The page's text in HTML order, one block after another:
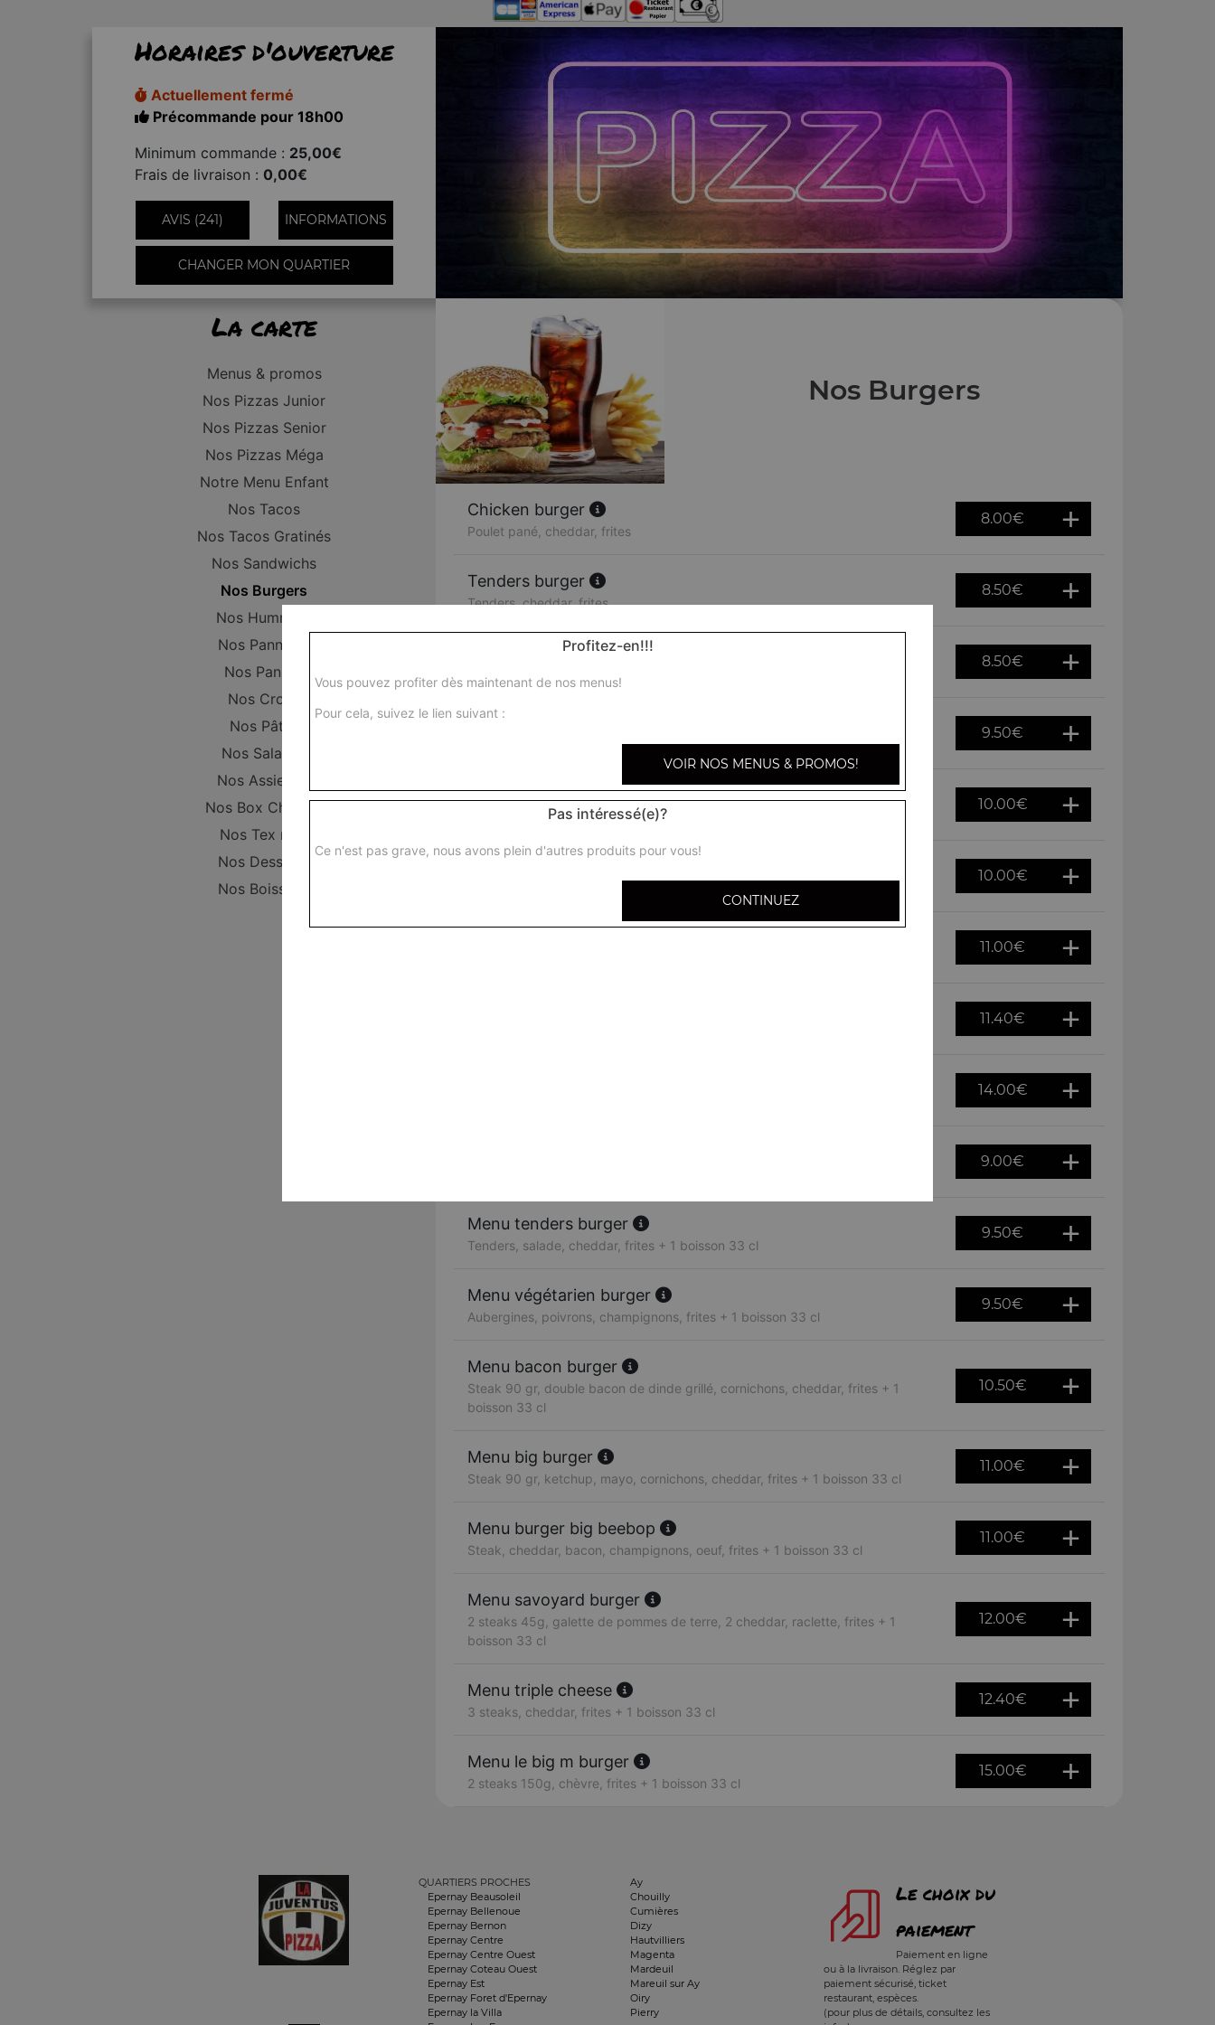
Horaires d'ouverture
Actuellement fermé
Précommande pour 18h00
Minimum commande : 25,00€
Frais de livraison : 0,00€
AVIS (241) INFORMATIONS
CHANGER MON QUARTIER
La carte
Menus & promos
Nos Pizzas Junior
Nos Pizzas Senior
Nos Pizzas Méga
Notre Menu Enfant
Nos Tacos
Nos Tacos Gratinés
Nos Sandwichs
Nos Burgers
Nos Hummers
Nos Pannizza
Nos Paninis
Nos Croqs
Nos Pâtes
Nos Salades
Nos Assiettes
Nos Box Chicken
Nos Tex mex
Nos Desserts
Nos Boissons
Nos Burgers
Chicken burger
Poulet pané, cheddar, frites
8.00€
Tenders burger
Tenders, cheddar, frites
8.50€
Végétarien burger
Aubergines, poivrons, champignons, frites
8.50€
Bacon burger
Steak 90 gr, double bacon de dinde grillé, cornichons, cheddar, frites
9.50€
Big burger
Steak 90 gr, cornichons, cheddar, frites
10.00€
10.00€
11.00€
11.40€
14.00€
9.00€
Menu tenders burger
Tenders, salade, cheddar, frites + 1 boisson 33 cl
9.50€
Menu végétarien burger
Aubergines, poivrons, champignons, frites + 1 boisson 33 cl
9.50€
Menu bacon burger
Steak 90 gr, double bacon de dinde grillé, cornichons, cheddar, frites + 1
boisson 33 cl
10.50€
Menu big burger
Steak 90 gr, ketchup, mayo, cornichons, cheddar, frites + 1 boisson 33 cl
11.00€
Menu burger big beebop
Steak, cheddar, bacon, champignons, oeuf, frites + 1 boisson 33 cl
11.00€
Menu savoyard burger
2 steaks 45g, galette de pommes de terre, 2 cheddar, raclette, frites + 1
boisson 33 cl
12.00€
Menu triple cheese
3 steaks, cheddar, frites + 1 boisson 33 cl
12.40€
Menu le big m burger
2 steaks 150g, chèvre, frites + 1 boisson 33 cl
15.00€
QUARTIERS PROCHES
Epernay Beausoleil
Epernay Bellenoue
Epernay Bernon
Epernay Centre
Epernay Centre Ouest
Epernay Coteau Ouest
Epernay Est
Epernay Foret d'Epernay
Epernay la Villa
Ay
Chouilly
Cumières
Dizy
Hautvilliers
Magenta
Mardeuil
Mareuil sur Ay
Oiry
Pierry
Le choix du
paiement
Paiement en ligne
ou à la livraison. Réglez par
paiement sécurisé, ticket
restaurant, espèces.
(pour plus de détails, consultez les
Profitez-en!!!
Vous pouvez profiter dès maintenant de nos menus!
Pour cela, suivez le lien suivant :
VOIR NOS MENUS & PROMOS!
Pas intéressé(e)?
Ce n'est pas grave, nous avons plein d'autres produits pour vous!
CONTINUEZ